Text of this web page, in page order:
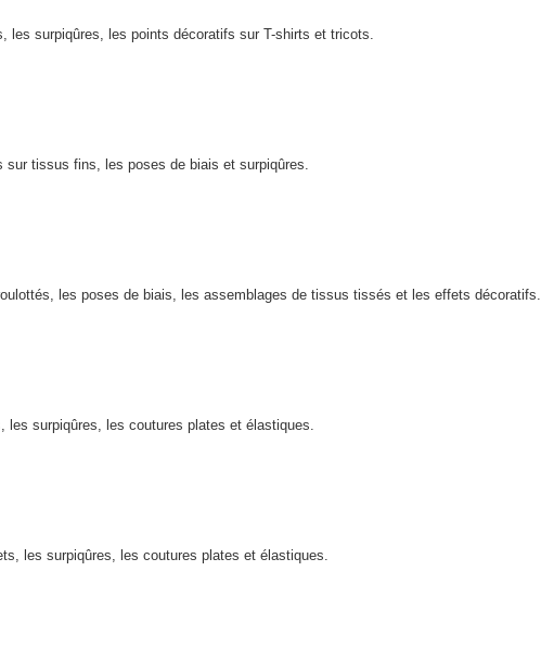
les surpiqûres, les points décoratifs sur T-shirts et tricots.
tissus fins, les poses de biais et surpiqûres.
les poses de biais, les assemblages de tissus tissés et les effets décoratifs.
surpiqûres, les coutures plates et élastiques.
les surpiqûres, les coutures plates et élastiques.